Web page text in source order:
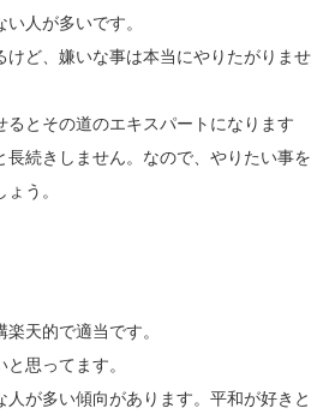
人が多いです。
けど、嫌いな事は本当にやりたがりませ
るとその道のエキスパートになります
長続きしません。なので、やりたい事を
う。
天的で適当です。
思ってます。
が多い傾向があります。平和が好きと